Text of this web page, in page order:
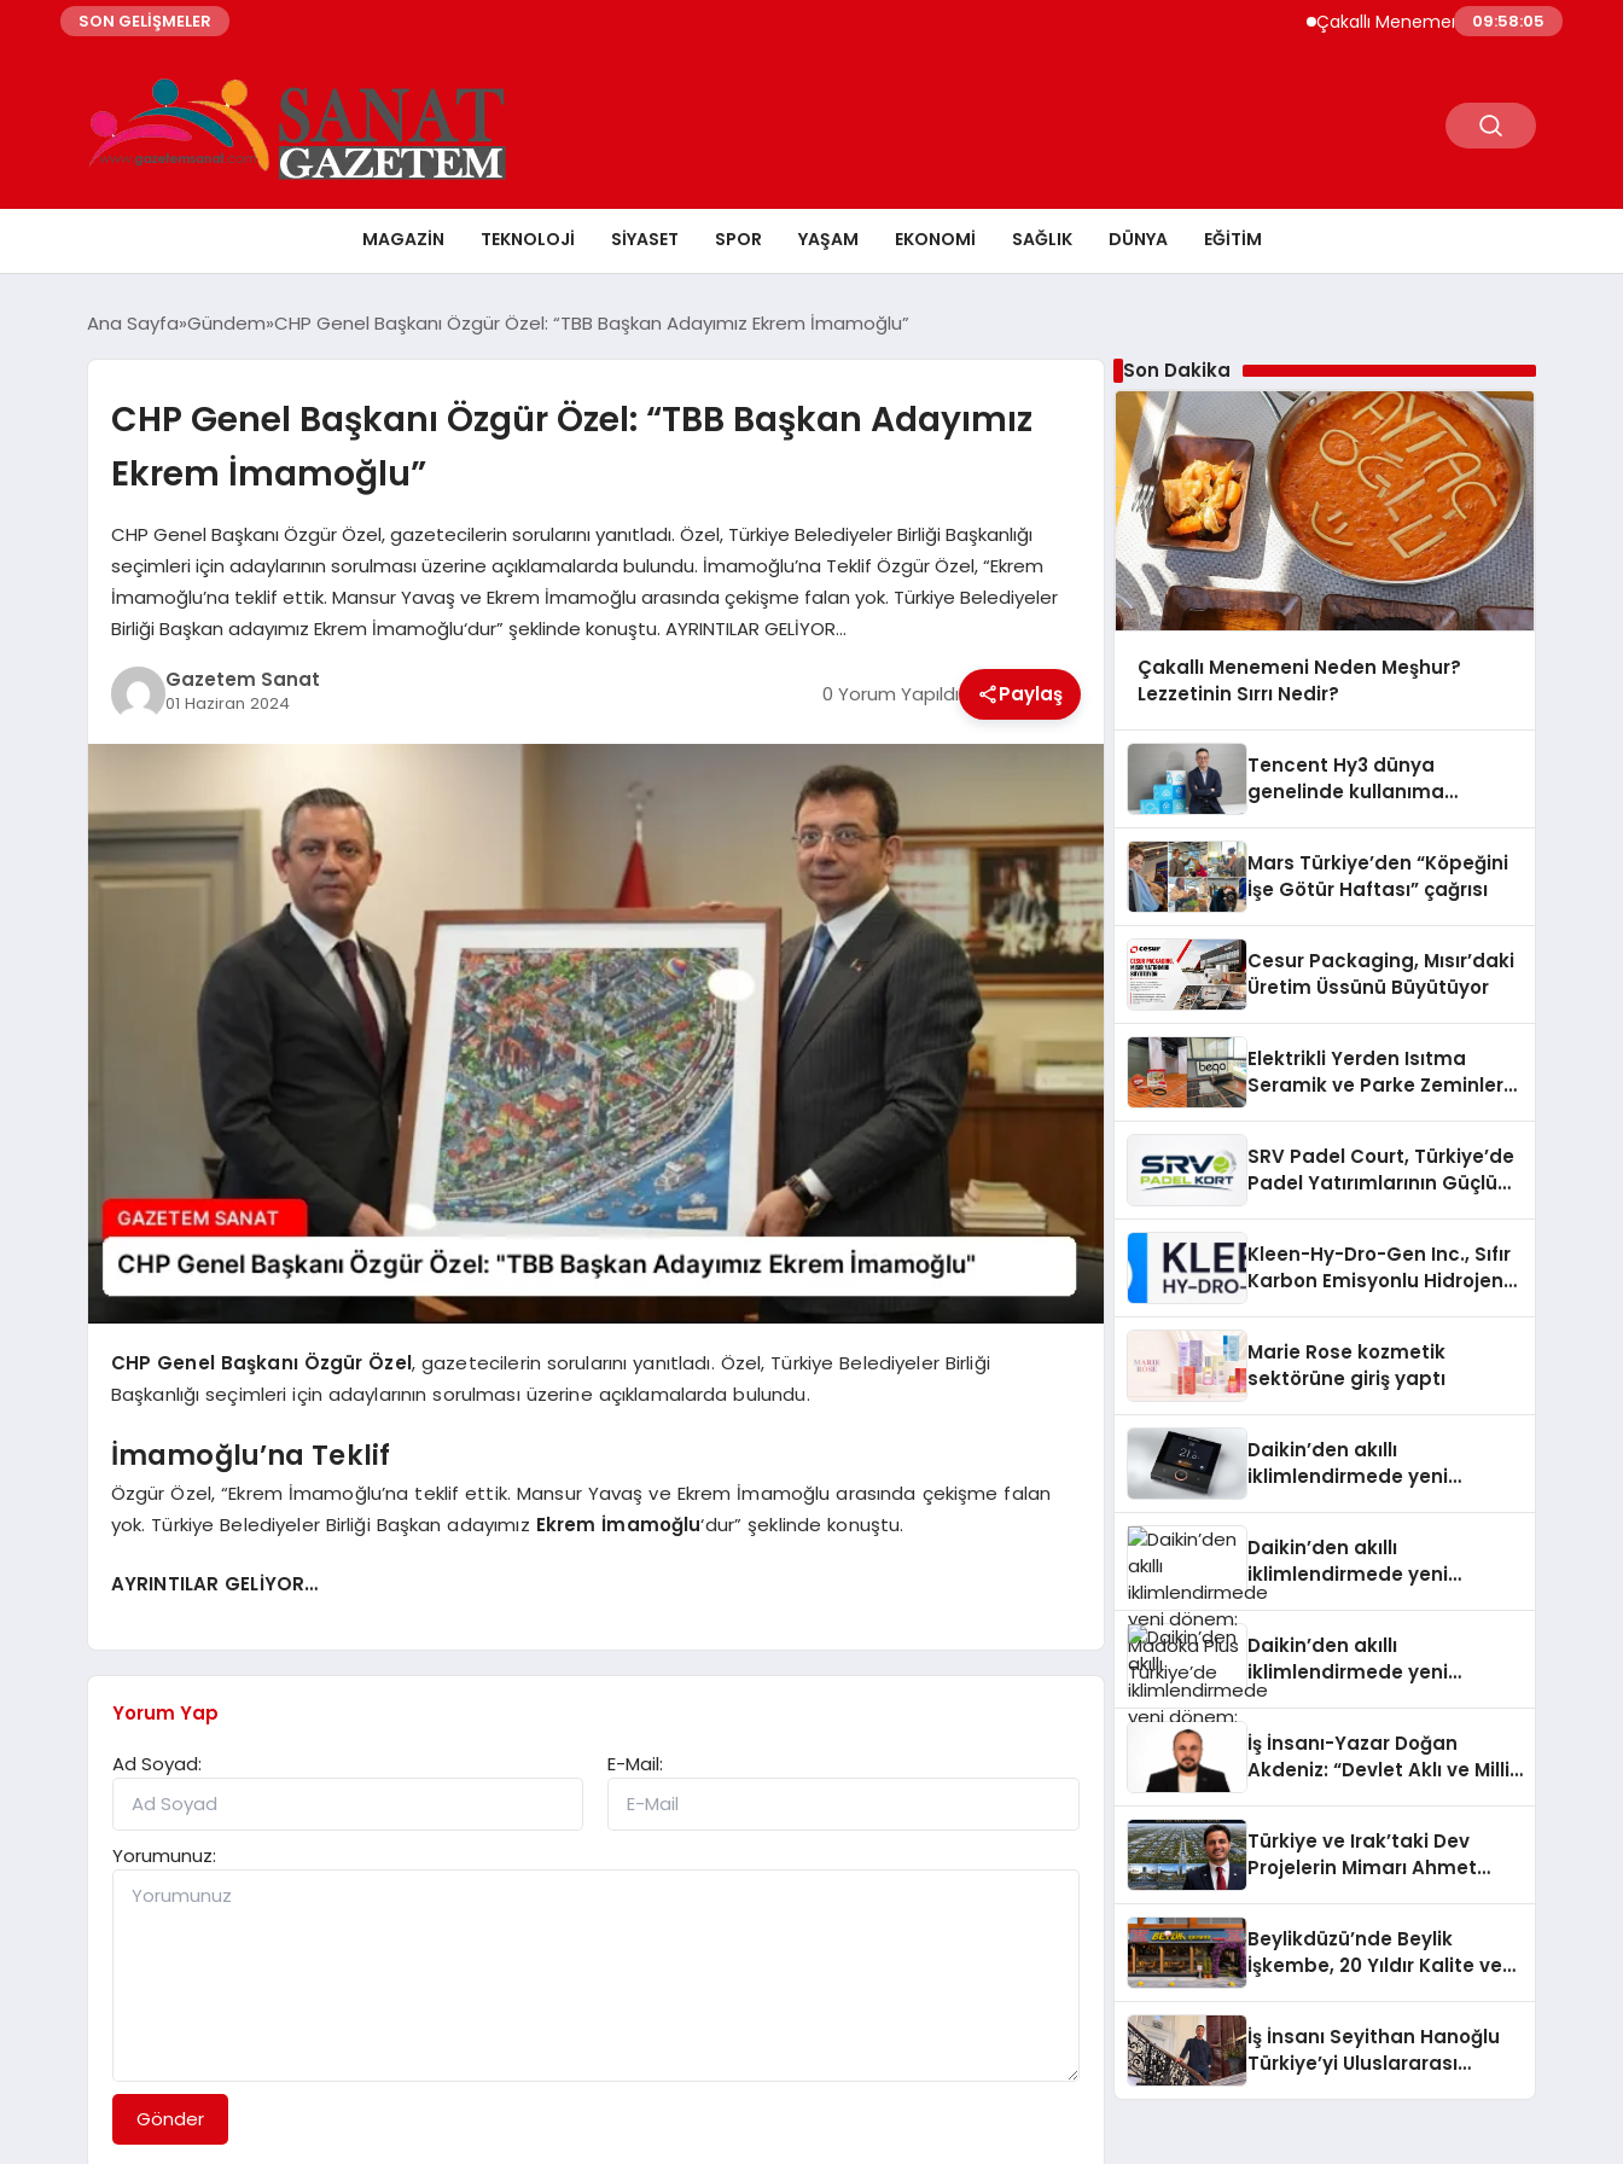
SON GELİŞMELER Çakallı Menemeni Neden Meşhur?
09:58:06
MAGAZIN TEKNOLOJI SIYASET SPOR YAŞAM EKONOMI SAĞLIK DÜNYA EĞITIM
Ana Sayfa Gündem CHP Genel Başkanı Özgür Özel: “TBB Başkan Adayımız Ekrem İmamoğlu”
CHP Genel Başkanı Özgür Özel: “TBB Başkan Adayımız
Ekrem İmamoğlu”
CHP Genel Başkanı Özgür Özel, gazetecilerin sorularını yanıtladı. Özel, Türkiye Belediyeler Birliği Başkanlığı
seçimleri için adaylarının sorulması üzerine açıklamalarda bulundu. İmamoğlu’na Teklif Özgür Özel, “Ekrem
İmamoğlu’na teklif ettik. Mansur Yavaş ve Ekrem İmamoğlu arasında çekişme falan yok. Türkiye Belediyeler
Birliği Başkan adayımız Ekrem İmamoğlu‘dur” şeklinde konuştu. AYRINTILAR GELİYOR…
Gazetem Sanat
01 Haziran 2024 0 Yorum Yapıldı Paylaş
CHP Genel Başkanı Özgür Özel, gazetecilerin sorularını yanıtladı. Özel, Türkiye Belediyeler Birliği
Başkanlığı seçimleri için adaylarının sorulması üzerine açıklamalarda bulundu.
İmamoğlu’na Teklif
Özgür Özel, “Ekrem İmamoğlu’na teklif ettik. Mansur Yavaş ve Ekrem İmamoğlu arasında çekişme falan
yok. Türkiye Belediyeler Birliği Başkan adayımız Ekrem İmamoğlu‘dur” şeklinde konuştu.
AYRINTILAR GELİYOR…
Yorum Yap
Ad Soyad:
E-Mail:
Yorumunuz:
Gönder
Son Dakika
Çakallı Menemeni Neden Meşhur?
Lezzetinin Sırrı Nedir?
Tencent Hy3 dünya
genelinde kullanıma
Mars Türkiye’den “Köpeğini
İşe Götür Haftası” çağrısı
Cesur Packaging, Mısır’daki
Üretim Üssünü Büyütüyor
Elektrikli Yerden Isıtma
Seramik ve Parke Zeminler
SRV Padel Court, Türkiye’de
Padel Yatırımlarının Güçlü
Kleen-Hy-Dro-Gen Inc., Sıfır
Karbon Emisyonlu Hidrojen
Aldı
Marie Rose kozmetik
sektörüne giriş yaptı
Daikin’den akıllı
iklimlendirmede yeni
Daikin’den akıllı
iklimlendirmede yeni
dönem: Madoka Plus
Daikin’den akıllı
iklimlendirmede yeni
dönem: Madoka Plus
İş İnsanı-Yazar Doğan
Akdeniz: “Devlet Aklı ve Milli
Türkiye ve Irak’taki Dev
Projelerin Mimarı Ahmet
Holding Industrial City”
Projesini Hayata Geçirecek
Beylikdüzü’nde Beylik
İşkembe, 20 Yıldır Kalite ve
İş İnsanı Seyithan Hanoğlu
Türkiye’yi Uluslararası